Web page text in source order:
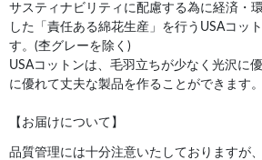
サスティナビリティに配慮する為に経済・
した「責任ある綿花生産」を行うUSAコッ
す。(杢グレーを除く)
USAコットンは、毛羽立ちが少なく光沢に
に優れて丈夫な製品を作ることができます。
【お届けについて】
品質管理には十分注意いたしておりますが